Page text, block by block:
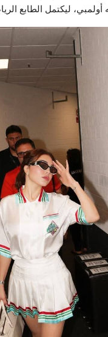
ليكتمل الطابع